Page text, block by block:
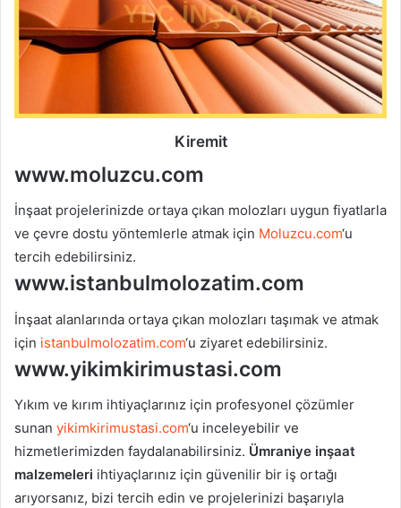
Kiremit
www.moluzcu.com
İnşaat projelerinizde ortaya çıkan molozları uygun fiyatlarla
ve çevre dostu yöntemlerle atmak için Moluzcu.com‘u
tercih edebilirsiniz.
www.istanbulmolozatim.com
İnşaat alanlarında ortaya çıkan molozları taşımak ve atmak
için istanbulmolozatim.com‘u ziyaret edebilirsiniz.
www.yikimkirimustasi.com
Yıkım ve kırım ihtiyaçlarınız için profesyonel çözümler
sunan yikimkirimustasi.com‘u inceleyebilir ve
hizmetlerimizden faydalanabilirsiniz. Ümraniye inşaat
malzemeleri ihtiyaçlarınız için güvenilir bir iş ortağı
arıyorsanız, bizi tercih edin ve projelerinizi başarıyla